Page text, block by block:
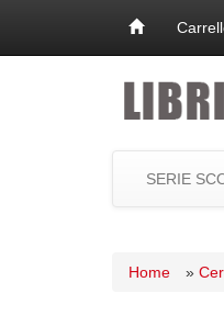
SERIE
Home »